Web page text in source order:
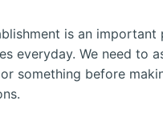
is an important
everyday. We need to
something before